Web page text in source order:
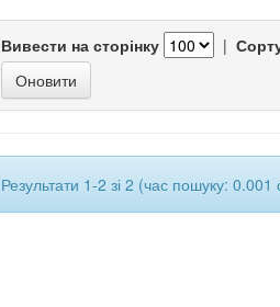
Вивести на сторінку |
Результати 1-2 зі 2 (час пошуку: 0.001